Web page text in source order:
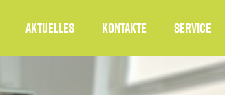
Aktuelles Kontakte Service